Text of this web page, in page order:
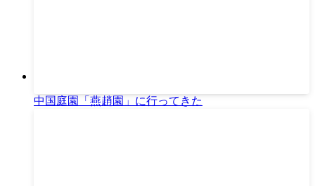
中国庭園「燕趙園」に行ってきた